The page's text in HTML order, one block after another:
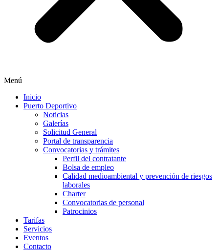
Menú
Inicio
Puerto Deportivo
Noticias
Galerías
Solicitud General
Portal de transparencia
Convocatorias y trámites
Perfil del contratante
Bolsa de empleo
Calidad medioambiental y prevención de riesgos
laborales
Charter
Convocatorias de personal
Patrocinios
Tarifas
Servicios
Eventos
Contacto